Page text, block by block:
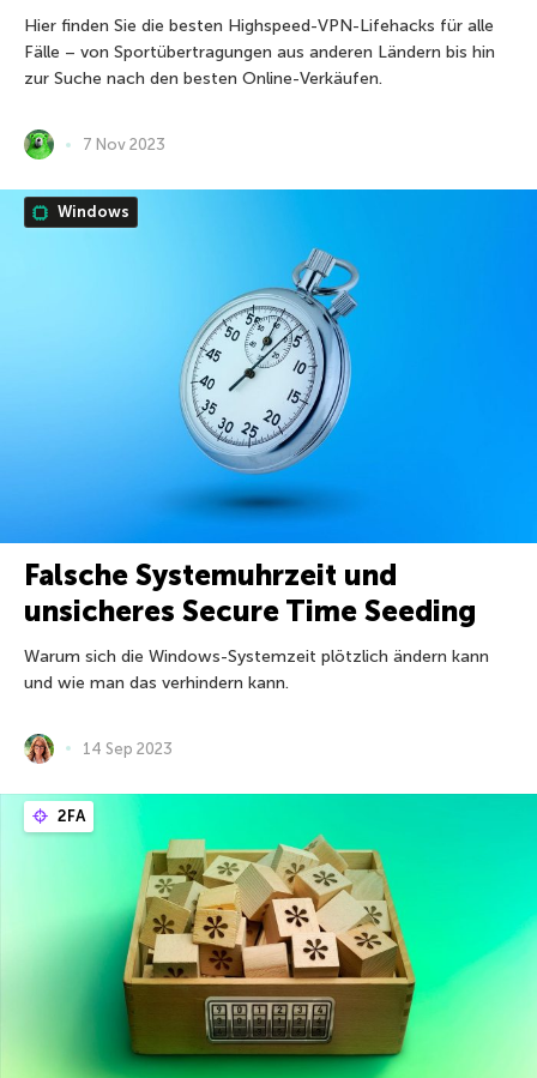
Hier finden Sie die besten Highspeed-VPN-Lifehacks für alle
Fälle – von Sportübertragungen aus anderen Ländern bis hin
zur Suche nach den besten Online-Verkäufen.
7 Nov 2023
Windows
Falsche Systemuhrzeit und
unsicheres Secure Time Seeding
Warum sich die Windows-Systemzeit plötzlich ändern kann
und wie man das verhindern kann.
14 Sep 2023
2FA